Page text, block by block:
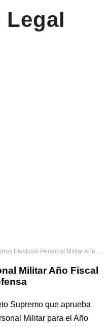
Legal
Personal Militar Año Fiscal 2022 DS 006-2021-DE Defensa
Militar Año Fiscal
Supremo que aprueba
Militar para el Año